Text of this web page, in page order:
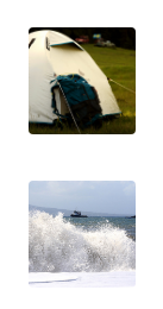
WN
BOGOR
DEPOK
WN
TAPANULI